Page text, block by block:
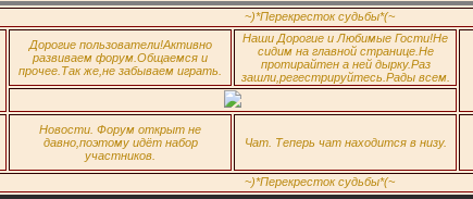
~)*Перекресток судьбы*(~
Дорогие пользователи!Активно
развиваем форум.Общаемся и
прочее.Так же,не забываем играть.
Наши Дорогие и Любимые Гости!Не
сидим на главной странице.Не
протирайтен а ней дырку.Раз
зашли,регестрируйтесь.Рады всем.
Новости. Форум открыт не
давно,поэтому идёт набор
участников.
Чат. Теперь чат находится в низу.
~)*Перекресток судьбы*(~